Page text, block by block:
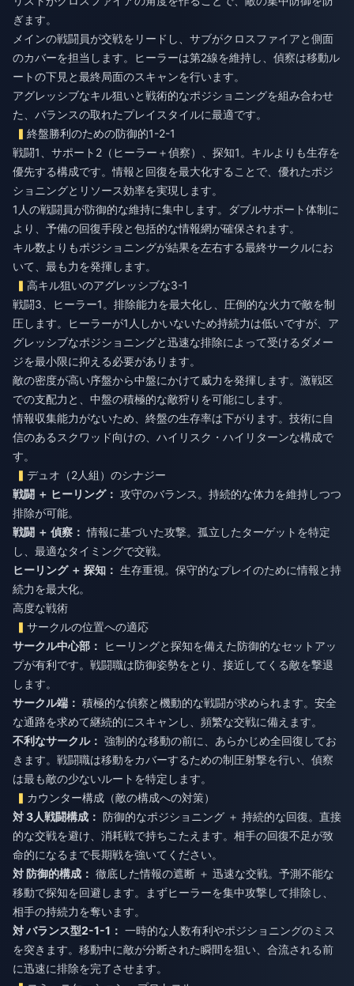
ぎます。
メインの戦闘員が交戦をリードし、サブがクロスファイアと側面
のカバーを担当します。ヒーラーは第2線を維持し、偵察は移動ル
ートの下見と最終局面のスキャンを行います。
アグレッシブなキル狙いと戦術的なポジショニングを組み合わせ
た、バランスの取れたプレイスタイルに最適です。
終盤勝利のための防御的1-2-1
戦闘1、サポート2（ヒーラー＋偵察）、探知1。キルよりも生存を
優先する構成です。情報と回復を最大化することで、優れたポジ
ショニングとリソース効率を実現します。
1人の戦闘員が防御的な維持に集中します。ダブルサポート体制に
より、予備の回復手段と包括的な情報網が確保されます。
キル数よりもポジショニングが結果を左右する最終サークルにお
いて、最も力を発揮します。
高キル狙いのアグレッシブな3-1
戦闘3、ヒーラー1。排除能力を最大化し、圧倒的な火力で敵を制
圧します。ヒーラーが1人しかいないため持続力は低いですが、ア
グレッシブなポジショニングと迅速な排除によって受けるダメー
ジを最小限に抑える必要があります。
敵の密度が高い序盤から中盤にかけて威力を発揮します。激戦区
での支配力と、中盤の積極的な敵狩りを可能にします。
情報収集能力がないため、終盤の生存率は下がります。技術に自
信のあるスクワッド向けの、ハイリスク・ハイリターンな構成で
す。
デュオ（2人組）のシナジー
戦闘 ＋ ヒーリング： 攻守のバランス。持続的な体力を維持しつつ
排除が可能。
戦闘 ＋ 偵察： 情報に基づいた攻撃。孤立したターゲットを特定
し、最適なタイミングで交戦。
ヒーリング ＋ 探知： 生存重視。保守的なプレイのために情報と持
続力を最大化。
高度な戦術
サークルの位置への適応
サークル中心部：
ヒーリングと探知を備えた防御的なセットアッ
プが有利です。戦闘職は防御姿勢をとり、接近してくる敵を撃退
します。
サークル端： 積極的な偵察と機動的な戦闘が求められます。安全
な通路を求めて継続的にスキャンし、頻繁な交戦に備えます。
不利なサークル： 強制的な移動の前に、あらかじめ全回復してお
きます。戦闘職は移動をカバーするための制圧射撃を行い、偵察
は最も敵の少ないルートを特定します。
カウンター構成（敵の構成への対策）
対 3人戦闘構成： 防御的なポジショニング ＋ 持続的な回復。直接
的な交戦を避け、消耗戦で持ちこたえます。相手の回復不足が致
命的になるまで長期戦を強いてください。
対 防御的構成： 徹底した情報の遮断 ＋ 迅速な交戦。予測不能な
移動で探知を回避します。まずヒーラーを集中攻撃して排除し、
相手の持続力を奪います。
対 バランス型2-1-1： 一時的な人数有利やポジショニングのミス
を突きます。移動中に敵が分断された瞬間を狙い、合流される前
に迅速に排除を完了させます。